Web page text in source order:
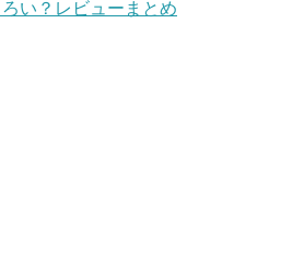
い？レビューまとめ